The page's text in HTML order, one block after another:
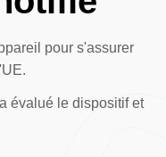
pour s'assurer
évalué le dispositif et